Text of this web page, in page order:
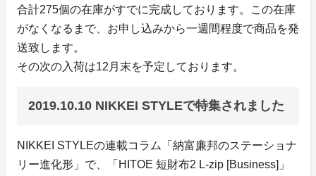
合計275個の在庫がすでに完成しております。この在庫
がなくなるまで、お申し込みから一週間程度で商品を発
送致します。
その次の入荷は12月末を予定しております。
2019.10.10 NIKKEI STYLEで特集されました
NIKKEI STYLEの連載コラム「納富廉邦のステーショナ
リー進化形」で、「HITOE 短財布2 L-zip [Business]」